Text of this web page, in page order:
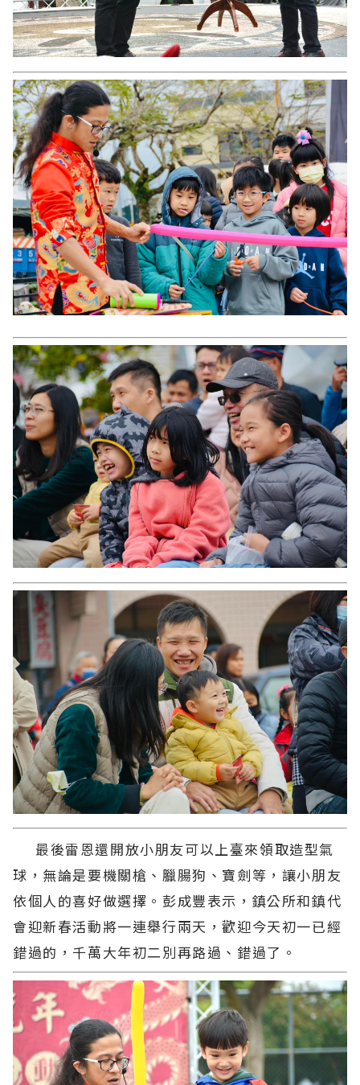
最後雷恩還開放小朋友可以上臺來領取造型氣
球，無論是要機關槍、臘腸狗、寶劍等，讓小朋友
依個人的喜好做選擇。彭成豐表示，鎮公所和鎮代
會迎新春活動將一連舉行兩天，歡迎今天初一已經
錯過的，千萬大年初二別再路過、錯過了。